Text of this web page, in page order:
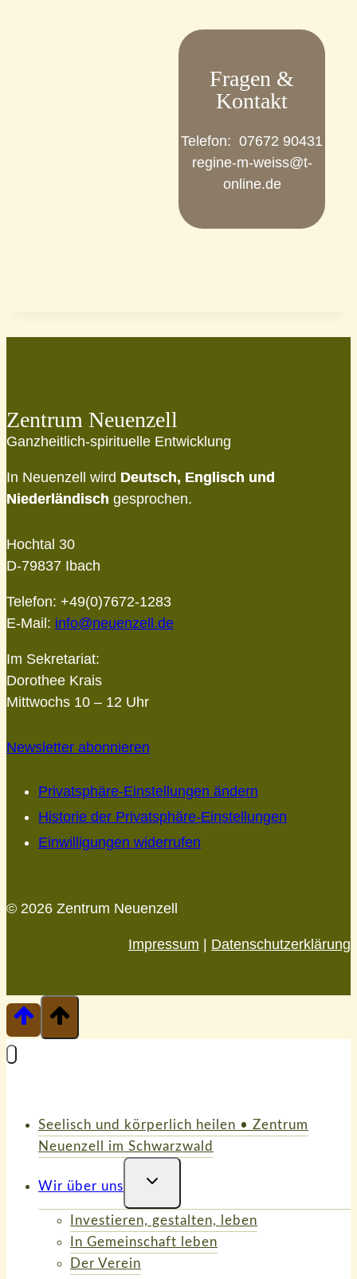
Fragen &
Kontakt
Telefon: ‭07672 90431‬
regine-m-weiss@t-
online.de
Zentrum Neuenzell
Ganzheitlich-spirituelle Entwicklung
In Neuenzell wird Deutsch, Englisch und
Niederländisch gesprochen.
Hochtal 30
D-79837 Ibach
Telefon: +49(0)7672-1283
E-Mail: info@neuenzell.de
Im Sekretariat:
Dorothee Krais
Mittwochs 10 – 12 Uhr
Newsletter abonnieren
Privatsphäre-Einstellungen ändern
Historie der Privatsphäre-Einstellungen
Einwilligungen widerrufen
© 2026 Zentrum Neuenzell
Impressum Datenschutzerklärung
Seelisch und körperlich heilen • Zentrum
Neuenzell im Schwarzwald
Wir über uns
Untermenü
Investieren, gestalten, leben
In Gemeinschaft leben
Der Verein